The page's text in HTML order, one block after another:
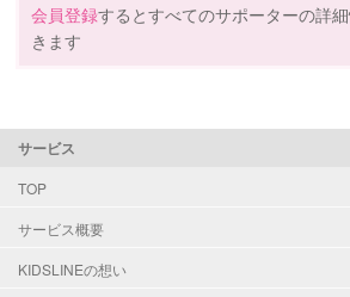
障がい児対応
定期予約
（定期特典）
資格
企業型割引対象
対応可能/特徴
会員登録するとすべてのサポーターの詳
きます
サービス
TOP
サービス概要
KIDSLINEの想い